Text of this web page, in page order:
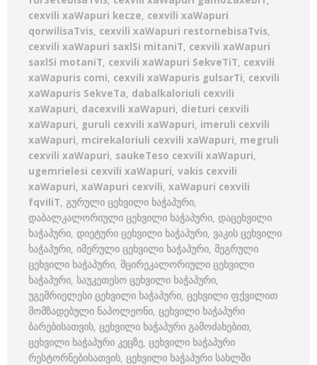
cexvili xaWapuri kecze, cexvili xaWapuri
qorwilisaTvis, cexvili xaWapuri restornebisaTvis,
cexvili xaWapuri saxlSi mitaniT, cexvili xaWapuri
saxlSi motaniT, cexvili xaWapuri SekveTiT, cexvili
xaWapuris comi, cexvili xaWapuris gulsarTi, cexvili
xaWapuris SekveTa, dabalkaloriuli cexvili
xaWapuri, dacexvili xaWapuri, dieturi cexvili
xaWapuri, guruli cexvili xaWapuri, imeruli cexvili
xaWapuri, mcirekaloriuli cexvili xaWapuri, megruli
cexvili xaWapuri, saukeTeso cexvili xaWapuri,
ugemrielesi cexvili xaWapuri, vakis cexvili
xaWapuri, xaWapuri cexvili, xaWapuri cexvili
fqviliT, გურული ცეხვილი ხაჭაპური,
დაბალკალორიული ცეხვილი ხაჭაპური, დაცეხვილი
ხაჭაპური, დიეტური ცეხვილი ხაჭაპური, ვაკის ცეხვილი
ხაჭაპური, იმერული ცეხვილი ხაჭაპური, მეგრული
ცეხვილი ხაჭაპური, მცირეკალორიული ცეხვილი
ხაჭაპური, საუკეთესო ცეხვილი ხაჭაპური,
უგემრიელესი ცეხვილი ხაჭაპური, ცეხვილი ფქვილით
მომზადებული ნაპოლეონი, ცეხვილი ხაჭაპური
ბარებისათვის, ცეხვილი ხაჭაპური გამოძახებით,
ცეხვილი ხაჭაპური კეცზე, ცეხვილი ხაჭაპური
რესტორნებისათვის, ცეხვილი ხაჭაპური სახლში